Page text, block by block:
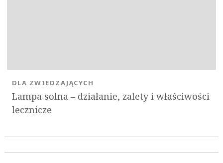
Lampa solna – działanie, zalety i właściwości
lecznicze
DLA ZWIEDZAJĄCYCH